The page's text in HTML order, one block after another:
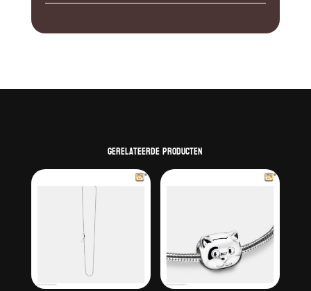
Gerelateerde producten